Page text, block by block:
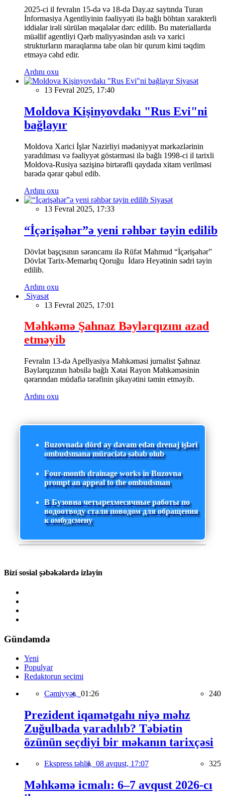
2025-ci il fevralın 15-də və 18-də Day.az saytında Turan
İnformasiya Agentliyinin fəaliyyəti ilə bağlı böhtan xarakterli
iddialar irəli sürülən məqalələr dərc edilib. Bu materiallarda
müəllif agentliyi Qərb maliyyəsindən asılı və xarici
strukturların maraqlarına tabe olan bir qurum kimi təqdim
etməyə cəhd edir.
Ardını oxu
Siyasət
13 Fevral 2025, 17:40
Moldova Kişinyovdakı "Rus Evi"ni
bağlayır
Moldova Xarici İşlər Nazirliyi mədəniyyət mərkəzlərinin
yaradılması və fəaliyyət göstərməsi ilə bağlı 1998-ci il tarixli
Moldova-Rusiya sazişinə birtərəfli qaydada xitam verilməsi
barədə qərar qəbul edib.
Ardını oxu
Siyasət
13 Fevral 2025, 17:33
“İçərişəhər”ə yeni rəhbər təyin edilib
Dövlət başçısının sərəncamı ilə Rüfət Mahmud “İçərişəhər”
Dövlət Tarix-Memarlıq Qoruğu İdarə Heyətinin sədri təyin
edilib.
Ardını oxu
Siyasət
13 Fevral 2025, 17:01
Məhkəmə Şahnaz Bəylərqızını azad
etməyib
Fevralın 13-də Apellyasiya Məhkəməsi jurnalist Şahnaz
Bəylərqızının həbsilə bağlı Xətai Rayon Məhkəməsinin
qərarından müdafiə tərəfinin şikayətini təmin etməyib.
Ardını oxu
Buzovnada dörd ay davam edən drenaj işləri
ombudsmana müraciətə səbəb olub
Four-month drainage works in Buzovna
prompt an appeal to the ombudsman
В Бузовна четырехмесячные работы по
водоотводу стали поводом для обращения
к омбудсмену
Bizi sosial şəbəkələrdə izləyin
Gündəmdə
Yeni
Populyar
Redaktorun seçimi
Cəmiyyət, 01:26 240
Prezident iqamətgahı niyə məhz
Zuğulbada yaradılıb? Təbiətin
özünün seçdiyi bir məkanın tarixçəsi
Ekspress təhlil, 08 avqust, 17:07 325
Məhkəmə icmalı: 6–7 avqust 2026-cı